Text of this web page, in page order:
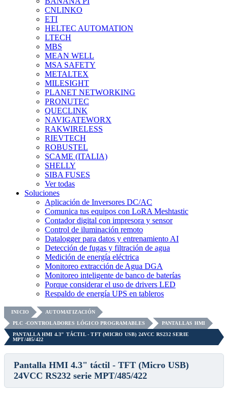
CNLINKO
ETI
HELTEC AUTOMATION
LTECH
MBS
MEAN WELL
MSA SAFETY
METALTEX
MILESIGHT
PLANET NETWORKING
PRONUTEC
QUECLINK
NAVIGATEWORX
RAKWIRELESS
RIEVTECH
ROBUSTEL
SCAME (ITALIA)
SHELLY
SIBA FUSES
Ver todas
Soluciones
Aplicación de Inversores DC/AC
Comunica tus equipos con LoRA Meshtastic
Contador digital con impresora y sensor
Control de iluminación remoto
Datalogger para datos y entrenamiento AI
Detección de fugas y filtración de agua
Medición de energía eléctrica
Monitoreo extracción de Agua DGA
Monitoreo inteligente de banco de baterías
Porque considerar el uso de drivers LED
Respaldo de energía UPS en tableros
INICIO
AUTOMATIZACIÓN
PLC -CONTROLADORES LÓGICO PROGRAMABLES
PANTALLAS HMI
PANTALLA HMI 4.3" TÁCTIL - TFT (MICRO USB) 24VCC RS232 SERIE
MPT/485/422
Pantalla HMI 4.3" táctil - TFT (Micro USB)
24VCC RS232 serie MPT/485/422